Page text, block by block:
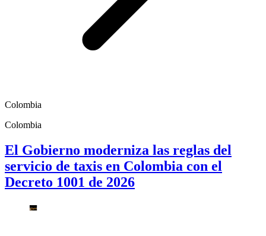
Colombia
Colombia
El Gobierno moderniza las reglas del
servicio de taxis en Colombia con el
Decreto 1001 de 2026